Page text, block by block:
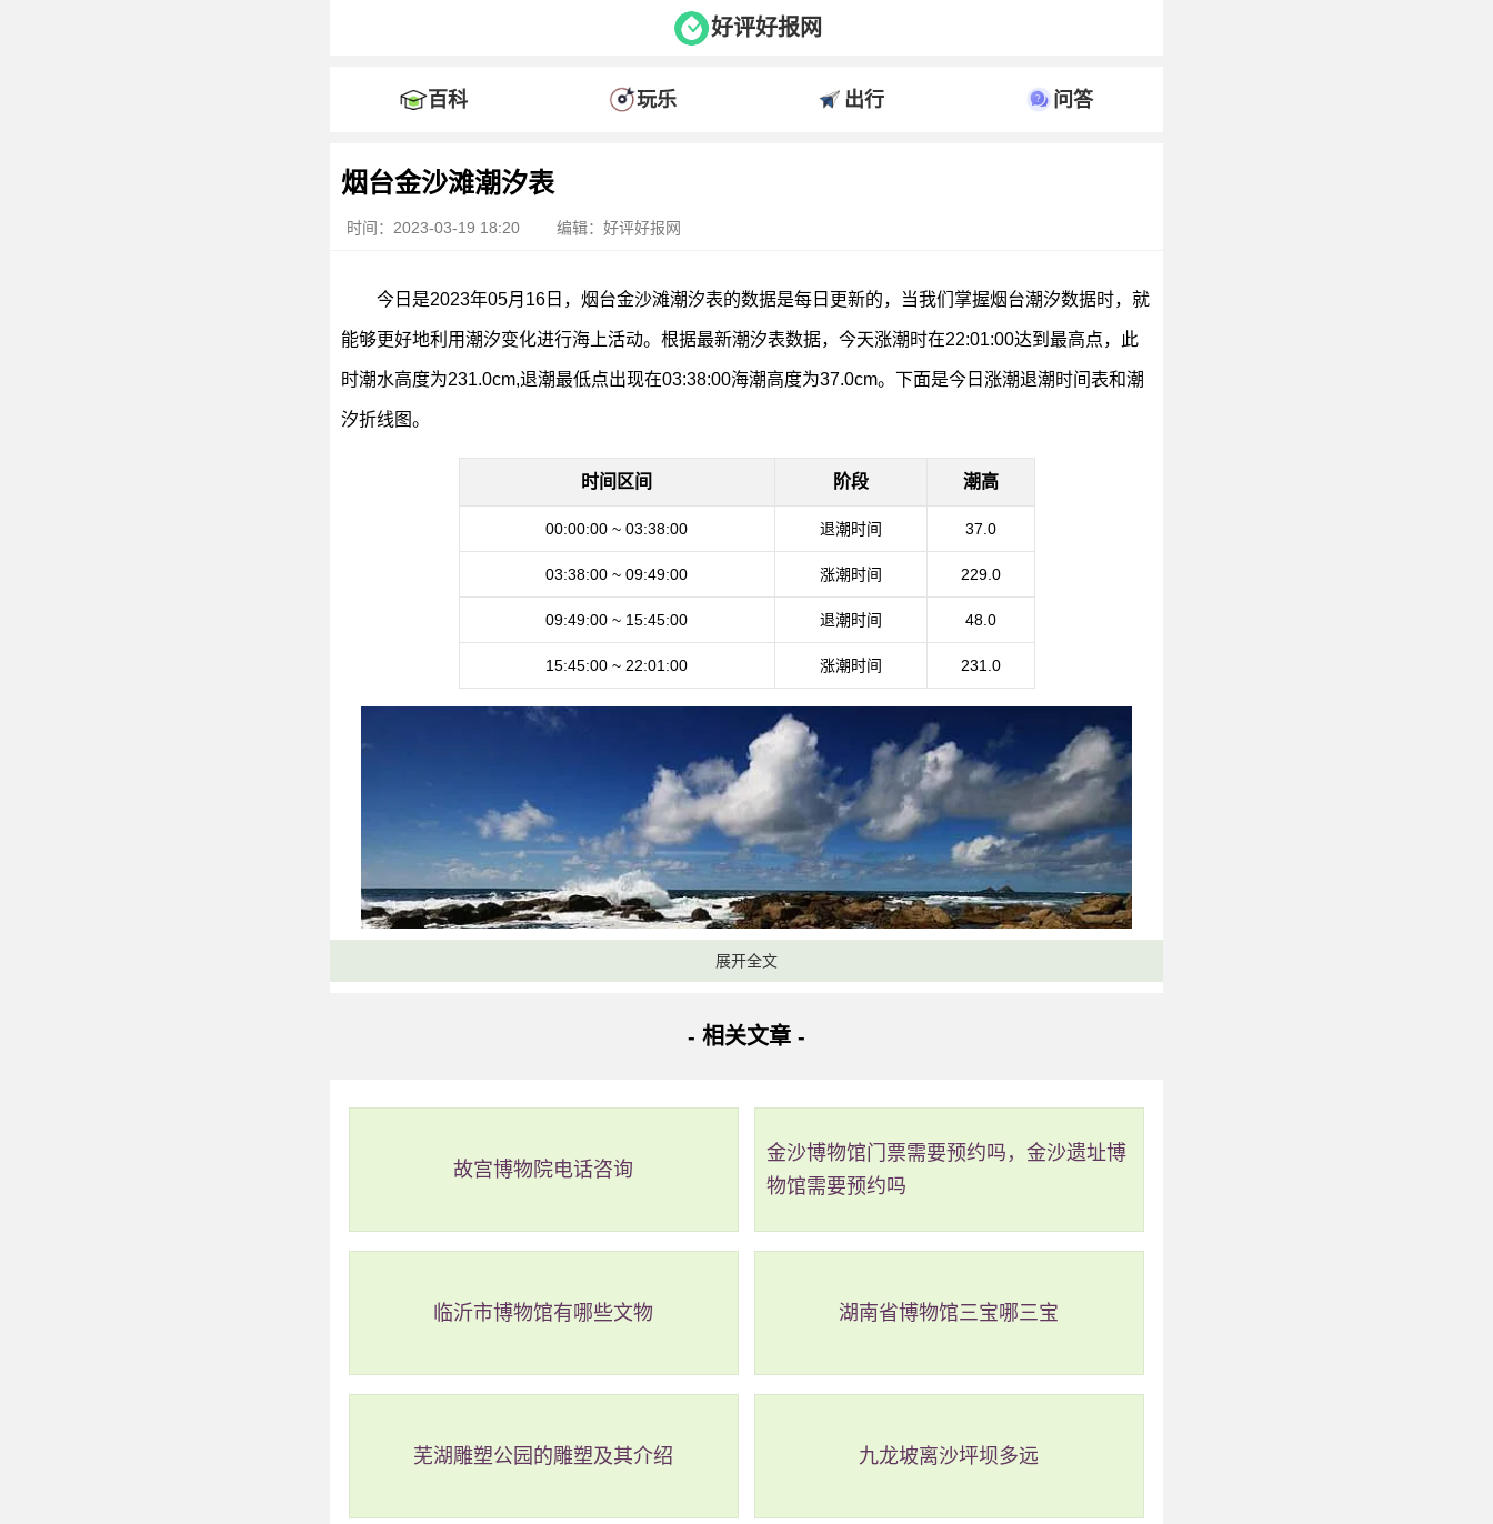
好评好报网
百科 玩乐 出行 问答
烟台金沙滩潮汐表
时间：2023-03-19 18:20 编辑：好评好报网
今日是2023年05月16日，烟台金沙滩潮汐表的数据是每日更新的，当我们掌握烟台潮汐数据时，就
能够更好地利用潮汐变化进行海上活动。根据最新潮汐表数据，今天涨潮时在22:01:00达到最高点，此
时潮水高度为231.0cm,退潮最低点出现在03:38:00海潮高度为37.0cm。下面是今日涨潮退潮时间表和潮
汐折线图。
时间区间 阶段 潮高
00:00:00 ~ 03:38:00 退潮时间 37.0
03:38:00 ~ 09:49:00 涨潮时间 229.0
09:49:00 ~ 15:45:00 退潮时间 48.0
15:45:00 ~ 22:01:00 涨潮时间 231.0
展开全文
- 相关文章 -
故宫博物院电话咨询
金沙博物馆门票需要预约吗，金沙遗址博
物馆需要预约吗
临沂市博物馆有哪些文物 湖南省博物馆三宝哪三宝
芜湖雕塑公园的雕塑及其介绍 九龙坡离沙坪坝多远